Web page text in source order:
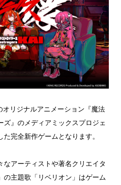
リジナルアニメーション『魔法
』のメディアミックスプロジェ
完全新作ゲームとなります。
アーティストや著名クリエイタ
の主題歌「リベリオン」はゲーム